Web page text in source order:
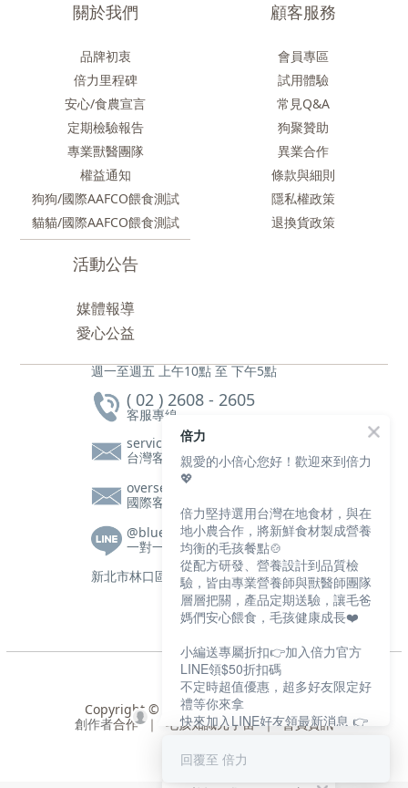
關於我們
品牌初衷
倍力里程碑
安心/食農宣言
定期檢驗報告
專業獸醫團隊
權益通知
狗狗/國際AAFCO餵食測試
貓貓/國際AAFCO餵食測試
活動公告
媒體報導
愛心公益
顧客服務
會員專區
試用體驗
常見Q&A
狗聚贊助
異業合作
條款與細則
隱私權政策
退換貨政策
週一至週五 上午10點 至 下午5點
( 02 ) 2608 - 2605
客服專線
service@bluebaypetfood.com
台灣客服信箱
overseas@bluebaypetfood.com
國際客服信箱
@bluebay
一對一客服|營養師諮詢
新北市林口區文化三路一段105號2樓
Copyright © 2024 盈寶寵物股份有限公司
創作者合作｜ 毛孩知識元宇宙｜會員資訊
倍力
親愛的小倍心您好！歡迎來到倍力
💖
倍力堅持選用台灣在地食材，與在
地小農合作，將新鮮食材製成營養
均衡的毛孩餐點🍲
從配方研發、營養設計到品質檢
驗，皆由專業營養師與獸醫師團隊
層層把關，產品定期送驗，讓毛爸
媽們安心餵食，毛孩健康成長❤️
小編送專屬折扣👉加入倍力官方
LINE領$50折扣碼
不定時超值優惠，超多好友限定好
禮等你來拿
快來加入LINE好友領最新消息 👉
https://bluebaypet.com/s74jS
回覆至 倍力